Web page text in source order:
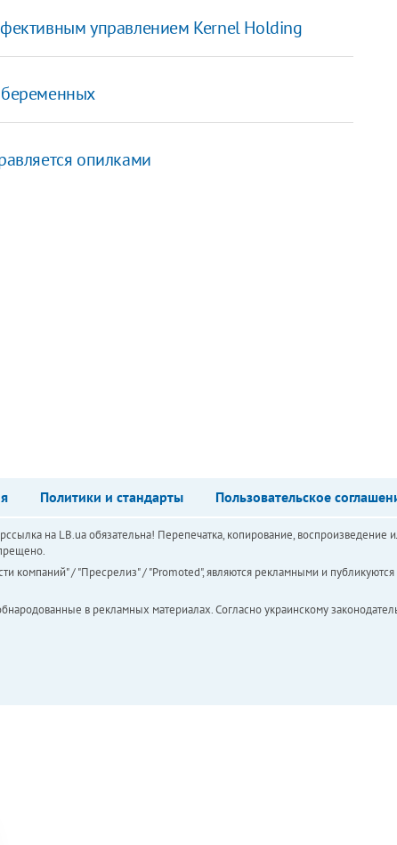
управлением Kernel Holding
опилками
Политики и стандарты Пользовательское
на LB.ua обязательна! Перепечатка, копирование,
компаний" / "Пресрелиз" / "Promoted", являются рекламными и публикуются
в рекламных материалах. Согласно украинскому